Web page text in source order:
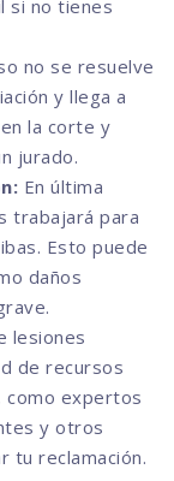
si no tienes
no se resuelve
y llega a
la corte y
jurado.
En última
trabajará para
Esto puede
daños
lesiones
de recursos
como expertos
y otros
tu reclamación.